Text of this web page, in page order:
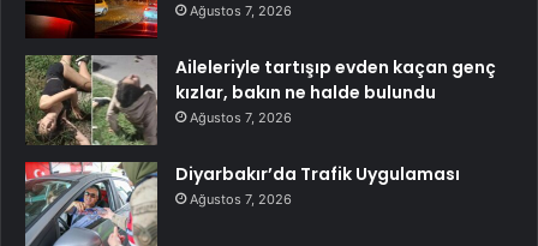
Ağustos 7, 2026
Aileleriyle tartışıp evden kaçan genç
kızlar, bakın ne halde bulundu
Ağustos 7, 2026
Diyarbakır’da Trafik Uygulaması
Ağustos 7, 2026